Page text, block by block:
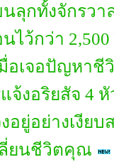
ลุกทั้งจักรวา
ไว้กว่า
อเจอปัญหาชี
จ้งอริยสัจ 4
อยู่อย่างเงีย
ลี่ยนชีวิตคุณ